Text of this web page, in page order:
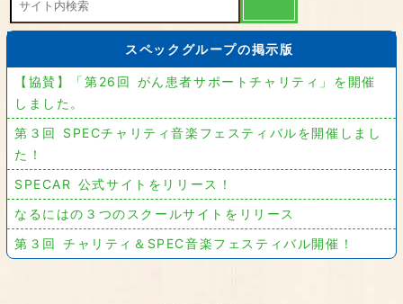
スペックグループの掲示版
【協賛】「第26回 がん患者サポートチャリティ」を開催
しました。
第３回 SPECチャリティ音楽フェスティバルを開催しまし
た！
SPECAR 公式サイトをリリース！
なるにはの３つのスクールサイトをリリース
第３回 チャリティ＆SPEC音楽フェスティバル開催！